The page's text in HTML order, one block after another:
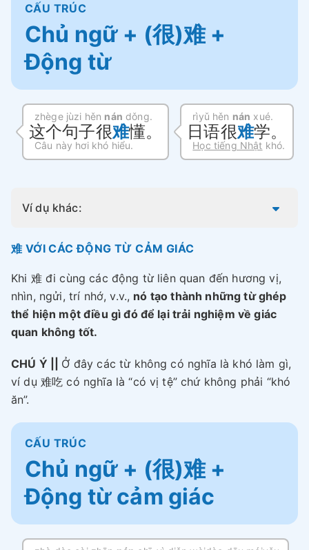
CẤU TRÚC
Chủ ngữ + (很)难 +
Động từ
zhège jùzi hěn nán dǒng.
这个句子很难懂。
Câu này hơi khó hiểu.
rìyǔ hěn nán xué.
日语很难学。
Học tiếng Nhật khó.
Ví dụ khác:
难 VỚI CÁC ĐỘNG TỪ CẢM GIÁC
Khi 难 đi cùng các động từ liên quan đến hương vị,
nhìn, ngửi, trí nhớ, v.v., nó tạo thành những từ ghép
thể hiện một điều gì đó để lại trải nghiệm về giác
quan không tốt.
CHÚ Ý || Ở đây các từ không có nghĩa là khó làm gì,
ví dụ 难吃 có nghĩa là “có vị tệ” chứ không phải “khó
ăn”.
CẤU TRÚC
Chủ ngữ + (很)难 +
Động từ cảm giác